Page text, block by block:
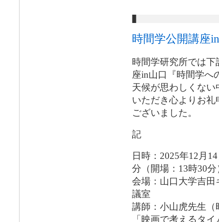
時間学公開講座
時間学研究所では
座in山口『時間学へ
天候が思わしくな
いただき心よりお
ございました。
記
日時：2025年12月
分（開場：13時30分
会場：山口大学吉
議室
講師：小山虎先生
「映画で考えるタ